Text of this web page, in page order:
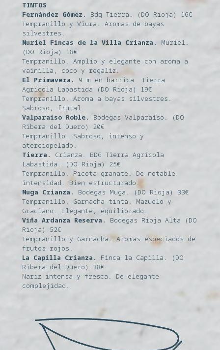
TINTOS
Fernández Gómez.
Bdg Tierra. (DO Rioja) 16€
Tempranillo y Viura. Aromas de bayas
silvestres.
Muriel Fincas de la Villa Crianza.
Muriel.
(DO Rioja) 18€
Tempranillo. Amplio y elegante con aroma a
vainilla, coco y regaliz.
El Primavera.
9 m en barrica. Tierra
Agrícola Labastida (DO Rioja) 19€
Tempranillo. Aroma a bayas silvestres.
Sabroso, frutal.
Valparaíso Roble.
Bodegas Valparaíso. (DO
Ribera del Duero) 20€
Tempranillo. Sabroso, intenso y
aterciopelado.
Tierra.
Crianza. BDG Tierra Agrícola
Labastida. (DO Rioja) 25€
Tempranillo. Picota granate. De notable
intensidad. Bien estructurado.
Muga Crianza.
Bodegas Muga. (DO Rioja) 33€
Tempranillo, Garnacha tinta, Mazuelo y
Graciano. Elegante, equilibrado.
Viña Ardanza Reserva.
Bodegas Rioja Alta (DO
Rioja) 52€
Tempranillo y Garnacha. Aromas especiados de
frutos rojos.
La Capilla Crianza.
Finca la Capilla. (DO
Ribera del Duero) 38€
Nariz intensa y fresca. De elegante
complejidad.